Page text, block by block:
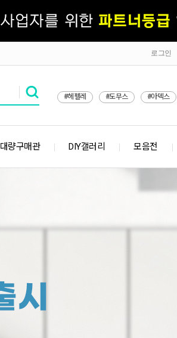
로그인
#헤펠레 #도무스 #아덱스
대량구매관 DIY갤러리 모음전